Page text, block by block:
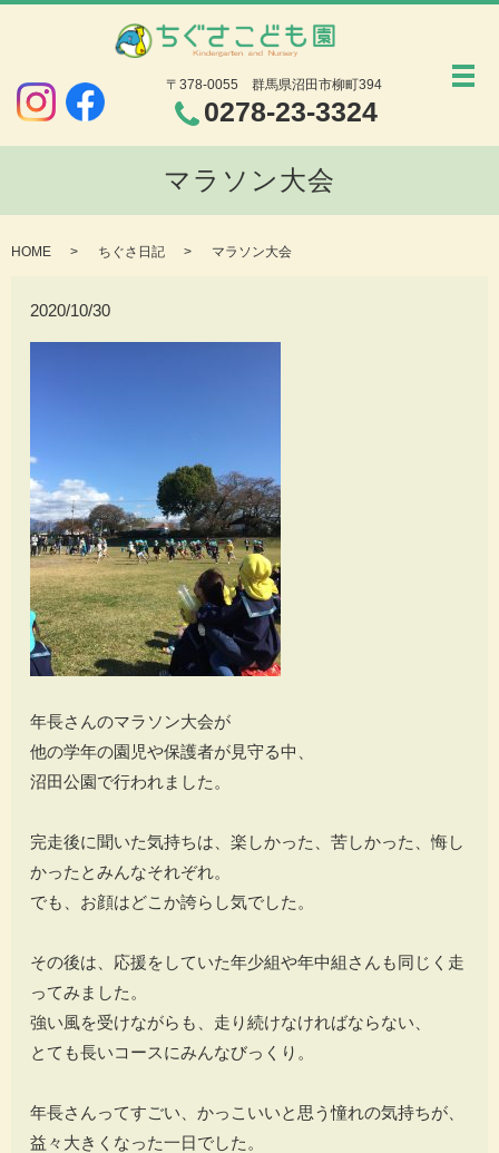
〒378-0055群馬県沼田市柳町394
0278-23-3324
メ
マラソン大会
HOME ちぐさ日記 マラソン大会
2020/10/30
年長さんのマラソン大会が
他の学年の園児や保護者が見守る中、
沼田公園で行われました。
完走後に聞いた気持ちは、楽しかった、苦しかった、悔し
かったとみんなそれぞれ。
でも、お顔はどこか誇らし気でした。
その後は、応援をしていた年少組や年中組さんも同じく走
ってみました。
強い風を受けながらも、走り続けなければならない、
とても長いコースにみんなびっくり。
年長さんってすごい、かっこいいと思う憧れの気持ちが、
益々大きくなった一日でした。